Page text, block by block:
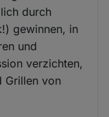
durch
gewinnen, in
und
verzichten,
Grillen von